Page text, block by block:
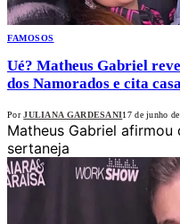
FAMOSOS
Ué? Matheus Gabriel
dos Namorados e cita
Por JULIANA GARDESANI17 de junho
Matheus Gabriel
sertaneja